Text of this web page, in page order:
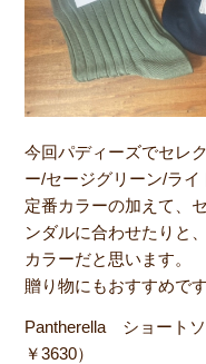
今回パディーズでセレ
ー/セージグリーン/ライ
定番カラーの加えて、
ンダルに合わせたりと
カラーだと思います。
贈り物にもおすすめです
Pantherella ショート
￥3630）